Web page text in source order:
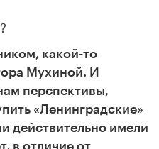
какой-то
Мухиной. И
перспективы,
«Ленинградские»
действительно имели
в отличие от